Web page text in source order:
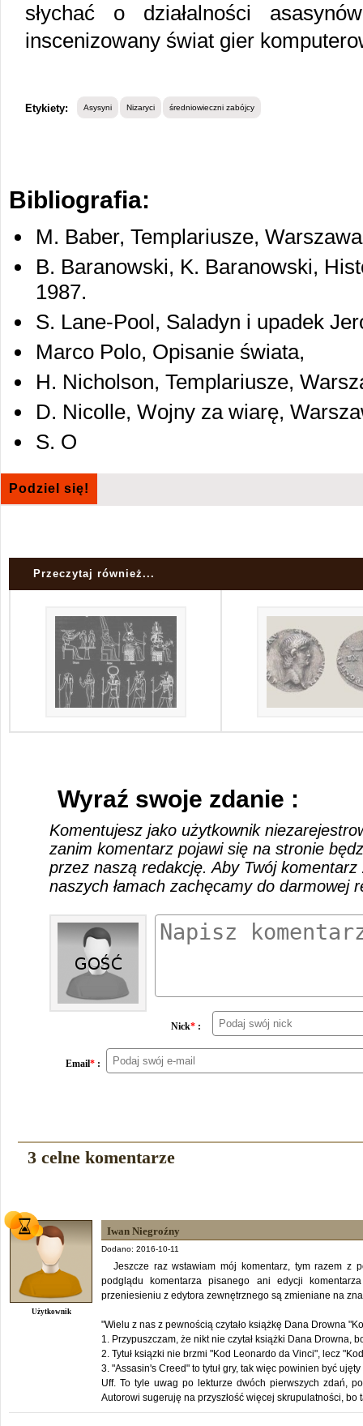
słychać o działalności
inscenizowany świat gier
Etykiety: Asysyni Nizaryci średniowieczni zabójcy
Bibliografia:
M. Baber, Templariusze,
B. Baranowski, K. Baranowski,
1987.
S. Lane-Pool, Saladyn i upadek
Marco Polo, Opisanie świata,
H. Nicholson, Templariusze,
D. Nicolle, Wojny za wiarę,
S. O
Podziel się!
Przeczytaj również...
Wyraź swoje zdanie :
Komentujesz jako użytkownik
zanim komentarz pojawi się na stronie
przez naszą redakcję. Aby Twój
naszych łamach zachęcamy do darmowej
Nick* :
Email* :
3 celne komentarze
Użytkownik
Iwan Niegroźny
Dodano: 2016-10-11
Jeszcze raz wstawiam mój komentarz, tym razem z
podglądu komentarza pisanego ani edycji
przeniesieniu z edytora zewnętrznego są zmieniane na
"Wielu z nas z pewnością czytało książkę Dana Drowna
1. Przypuszczam, że nikt nie czytał książki Dana Drowna,
2. Tytuł ksiązki nie brzmi "Kod Leonardo da Vinci", lecz
3. "Assasin's Creed" to tytuł gry, tak więc powinien być
Uff. To tyle uwag po lekturze dwóch pierwszych zdań,
Autorowi sugeruję na przyszłość więcej skrupulatności,